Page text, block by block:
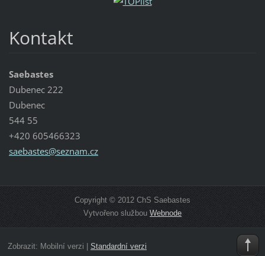
Kontakt
Saebastes
Dubenec 222
Dubenec
544 55
+420 605466323
saebastes@seznam.cz
Copyright © 2012 ChS Saebastes
Vytvořeno službou Webnode
Zobrazit: Mobilní verzi | Standardní verzi